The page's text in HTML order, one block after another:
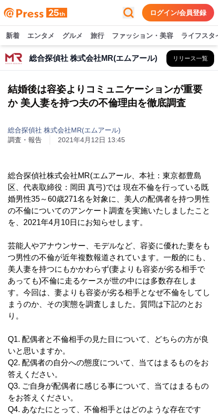
ログイン/会員登録
新着 エンタメ グルメ 旅行 ファッション・美容 ライフスタ
総合探偵社 株式会社MR(エムアール) リリース一覧
結婚後は容姿よりコミュニケーションが重要
か 美人妻を持つ夫の不倫理由を徹底調査
総合探偵社 株式会社MR(エムアール)
調査・報告
2021年4月12日 13:45
総合探偵社株式会社MR(エムアール、本社：東京都豊島
区、代表取締役：岡田 真弓)では 現在不倫を行っている既
婚男性35～60歳271名を対象に、美人の配偶者を持つ男性
の不倫についてのアンケート調査を実施いたしましたこと
を、2021年4月10日にお知らせします。
芸能人やアナウンサー、モデルなど、容姿に優れた妻をも
つ男性の不倫が近年複数報道されています。一般的にも、
美人妻を持つにもかかわらず(妻よりも容姿が劣る相手で
あっても)不倫に走るケースが世の中には多数存在しま
す。今回は、妻よりも容姿が劣る相手となぜ不倫をしてし
まうのか、その実態を調査しました。質問は下記のとお
り。
Q1. 配偶者と不倫相手の見た目について、どちらの方が良
いと思いますか。
Q2. 配偶者の自分への態度について、当てはまるものをお
答えください。
Q3. ご自身が配偶者に感じる事について、当てはまるもの
をお答えください。
Q4. あなたにとって、不倫相手とはどのような存在です